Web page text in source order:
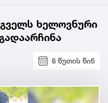
ხელოვნური
6 წუთის წინ